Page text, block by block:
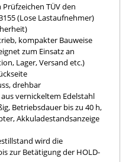
TÜV den
(Lose Lastaufnehmer)
kompakter Bauweise
zum Einsatz an
Lager, Versand etc.)
drehbar
vernickeltem Edelstahl
Betriebsdauer bis zu 40 h,
Akkuladestandsanzeige
wird die
zur Betätigung der HOLD-